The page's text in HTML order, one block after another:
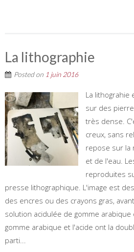
La lithographie
Posted on 1 juin 2016
La lithograhie
sur des
très dense.
creux, sans
repose sur la
et de l'eau.
reproduites
presse lithographique. L'image est
des encres ou des crayons gras,
solution acidulée de gomme arabique
gomme arabique et l'acide ont la
parti...